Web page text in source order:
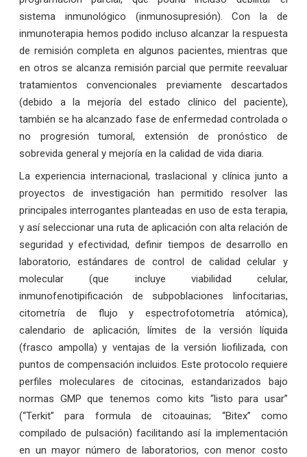
sistema inmunológico (inmunosupresión). Con la de
inmunoterapia hemos podido incluso alcanzar la respuesta
de remisión completa en algunos pacientes, mientras que
en otros se alcanza remisión parcial que permite reevaluar
tratamientos convencionales previamente descartados
(debido a la mejoría del estado clínico del paciente),
también se ha alcanzado fase de enfermedad controlada o
no progresión tumoral, extensión de pronóstico de
sobrevida general y mejoría en la calidad de vida diaria.
La experiencia internacional, traslacional y clínica junto a
proyectos de investigación han permitido resolver las
principales interrogantes planteadas en uso de esta terapia,
y así seleccionar una ruta de aplicación con alta relación de
seguridad y efectividad, definir tiempos de desarrollo en
laboratorio, estándares de control de calidad celular y
molecular (que incluye viabilidad celular,
inmunofenotipificación de subpoblaciones linfocitarias,
citometría de flujo y espectrofotometría atómica),
calendario de aplicación, límites de la versión líquida
(frasco ampolla) y ventajas de la versión liofilizada, con
puntos de compensación incluidos. Este protocolo requiere
perfiles moleculares de citocinas, estandarizados bajo
normas GMP que tenemos como kits “listo para usar”
(“Terkit” para formula de citoauinas; “Bitex” como
compilado de pulsación) facilitando así la implementación
en un mayor número de laboratorios, con menor costo